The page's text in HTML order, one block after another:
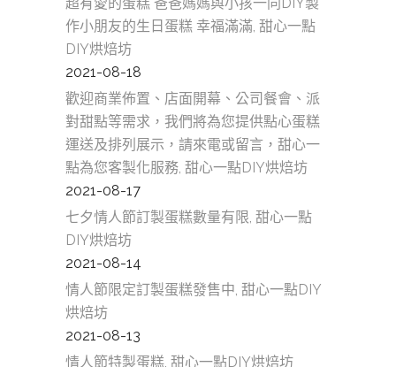
作小朋友的生日蛋糕 幸福滿滿, 甜心一點
DIY烘焙坊
2021-08-18
歡迎商業佈置、店面開幕、公司餐會、派
對甜點等需求，我們將為您提供點心蛋糕
運送及排列展示，請來電或留言，甜心一
點為您客製化服務, 甜心一點DIY烘焙坊
2021-08-17
七夕情人節訂製蛋糕數量有限, 甜心一點
DIY烘焙坊
2021-08-14
情人節限定訂製蛋糕發售中, 甜心一點DIY
烘焙坊
2021-08-13
情人節特製蛋糕, 甜心一點DIY烘焙坊